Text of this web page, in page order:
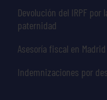
Devolución del IRPF
paternidad
Asesoría fiscal en
Indemnizaciones por